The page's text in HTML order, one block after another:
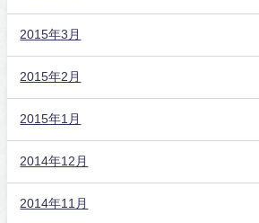
2015年3月
2015年2月
2015年1月
2014年12月
2014年11月